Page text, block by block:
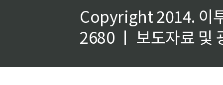
Copyright 2014. 이
2680 ㅣ 보도자료